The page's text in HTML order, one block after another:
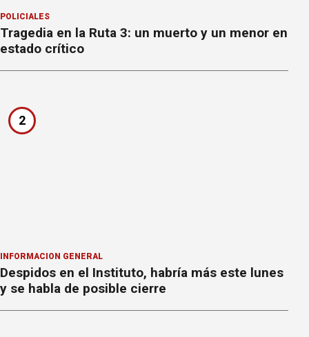
POLICIALES
Tragedia en la Ruta 3: un muerto y un menor en
estado crítico
2
INFORMACION GENERAL
Despidos en el Instituto, habría más este lunes
y se habla de posible cierre